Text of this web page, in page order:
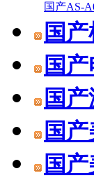
国产AS-
国
国
国
国
国